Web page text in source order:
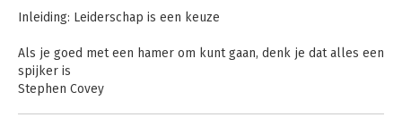
tijdschriften als Happinez en
Psychologie Magazine. Dominique is
moderator bij het European Leadership
Platform (ELP) en gastdocent bij o.a.
zoektocht naar leiderschap' verschijnt
Inleiding: Leiderschap is een keuze
Als je goed met een hamer om kunt gaan, denk je dat alles een
spijker is
Stephen Covey